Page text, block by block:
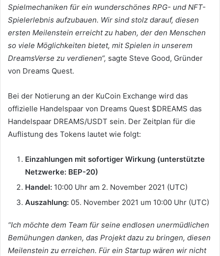
Spielmechaniken für ein wunderschönes RPG- und NFT-
Spielerlebnis aufzubauen. Wir sind stolz darauf, diesen
ersten Meilenstein erreicht zu haben, der den Menschen
so viele Möglichkeiten bietet, mit Spielen in unserem
DreamsVerse zu verdienen“, sagte Steve Good, Gründer
von Dreams Quest.
Bei der Notierung an der KuCoin Exchange wird das
offizielle Handelspaar von Dreams Quest $DREAMS das
Handelspaar DREAMS/USDT sein. Der Zeitplan für die
Auflistung des Tokens lautet wie folgt:
Einzahlungen mit sofortiger Wirkung (unterstützte
Netzwerke: BEP-20)
Handel: 10:00 Uhr am 2. November 2021 (UTC)
Auszahlung: 05. November 2021 um 10:00 Uhr (UTC)
“Ich möchte dem Team für seine endlosen unermüdlichen
Bemühungen danken, das Projekt dazu zu bringen, diesen
Meilenstein zu erreichen. Für ein Startup wären wir nicht